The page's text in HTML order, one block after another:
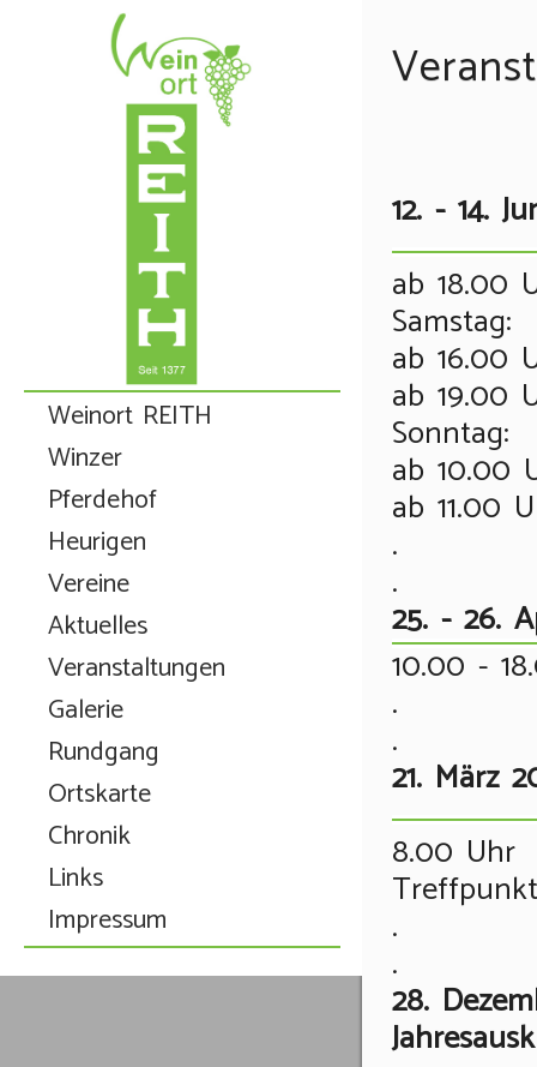
Weinort REITH
Winzer
Pferdehof
Heurigen
Vereine
Aktuelles
Veranstaltungen
Galerie
Rundgang
Ortskarte
Chronik
Links
Impressum
12. - 14.
ab 18.00
Samstag:
ab 16.00
ab 19.00
Sonntag:
ab 10.00
ab 11.00
.
.
25. - 26.
10.00 -
.
.
21. März
8.00 Uhr
.
.
28.